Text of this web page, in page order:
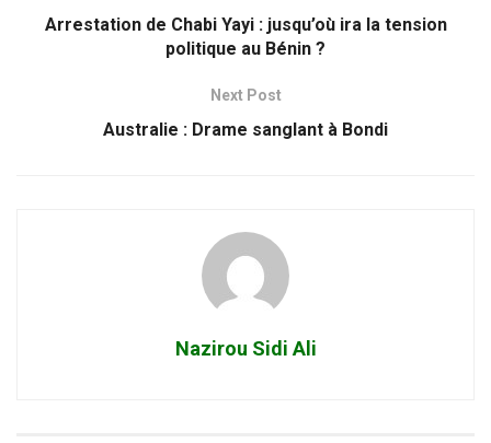
Arrestation de Chabi Yayi : jusqu’où ira la tension
politique au Bénin ?
Next Post
Australie : Drame sanglant à Bondi
Nazirou Sidi Ali